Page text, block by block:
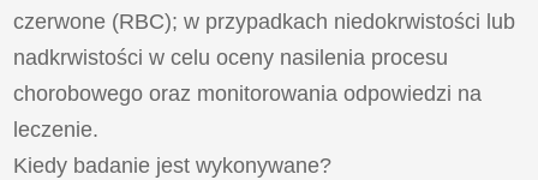
czerwone (RBC); w przypadkach niedokrwistości lub
nadkrwistości w celu oceny nasilenia procesu
chorobowego oraz monitorowania odpowiedzi na
leczenie.
Kiedy badanie jest wykonywane?